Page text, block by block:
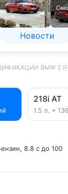
Новости
BMW 2
218i AT
1.5 л. •
, 8.8 с до 100